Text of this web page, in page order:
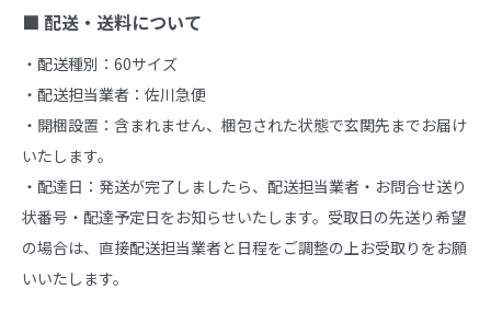
■ 配送・送料について
・配送種別：60サイズ
・配送担当業者：佐川急便
・開梱設置：含まれません、梱包された状態で玄関先までお届け
いたします。
・配達日：発送が完了しましたら、配送担当業者・お問合せ送り
状番号・配達予定日をお知らせいたします。受取日の先送り希望
の場合は、直接配送担当業者と日程をご調整の上お受取りをお願
いいたします。